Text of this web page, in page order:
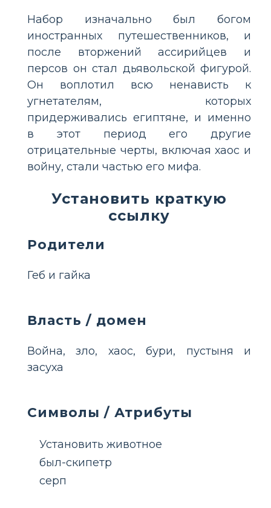
Набор изначально был богом
иностранных путешественников, и
после вторжений ассирийцев и
персов он стал дьявольской фигурой.
Он воплотил всю ненависть к
угнетателям, которых
придерживались египтяне, и именно
в этот период его другие
отрицательные черты, включая хаос и
войну, стали частью его мифа.
Установить краткую
ссылку
Родители
Геб и гайка
Власть / домен
Война, зло, хаос, бури, пустыня и
засуха
Символы / Атрибуты
Установить животное
был-скипетр
серп